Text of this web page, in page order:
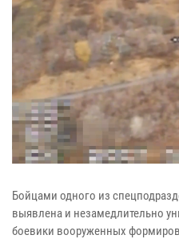
Бойцами одного из
выявлена и незамедлительно
боевики вооруженных